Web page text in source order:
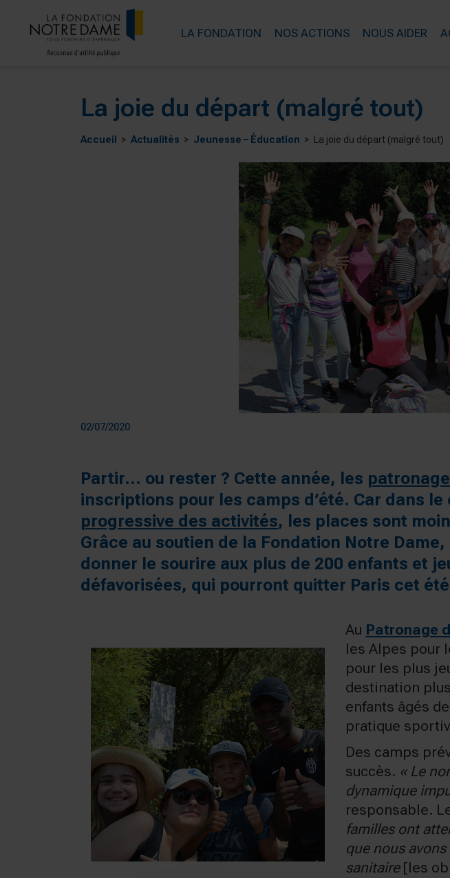
LA FONDATION NOS ACTIONS NOUS AIDER
La joie du départ (malgré tout)
Accueil Actualités Jeunesse – Éducation La joie du départ (malgré tout)
02/07/2020
Partir… ou rester ? Cette année, les
inscriptions pour les camps d’été. Car dans
progressive des activités, les places sont
Grâce au soutien de la Fondation Notre
donner le sourire aux plus de 200 enfants et
défavorisées, qui pourront quitter Paris cet
Au Patronage
les Alpes pour
pour les plus
destination
enfants âgés
pratique
Des camps
succès. « Le
dynamique
responsable.
familles ont
que nous
sanitaire [les